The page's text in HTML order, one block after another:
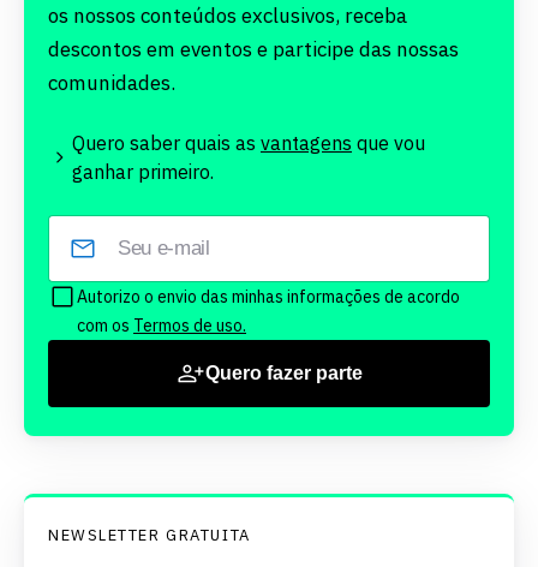
os nossos conteúdos exclusivos, receba
descontos em eventos e participe das nossas
comunidades.
Quero saber quais as vantagens que vou
ganhar primeiro.
Autorizo o envio das minhas informações de acordo
com os Termos de uso.
Quero fazer parte
NEWSLETTER GRATUITA